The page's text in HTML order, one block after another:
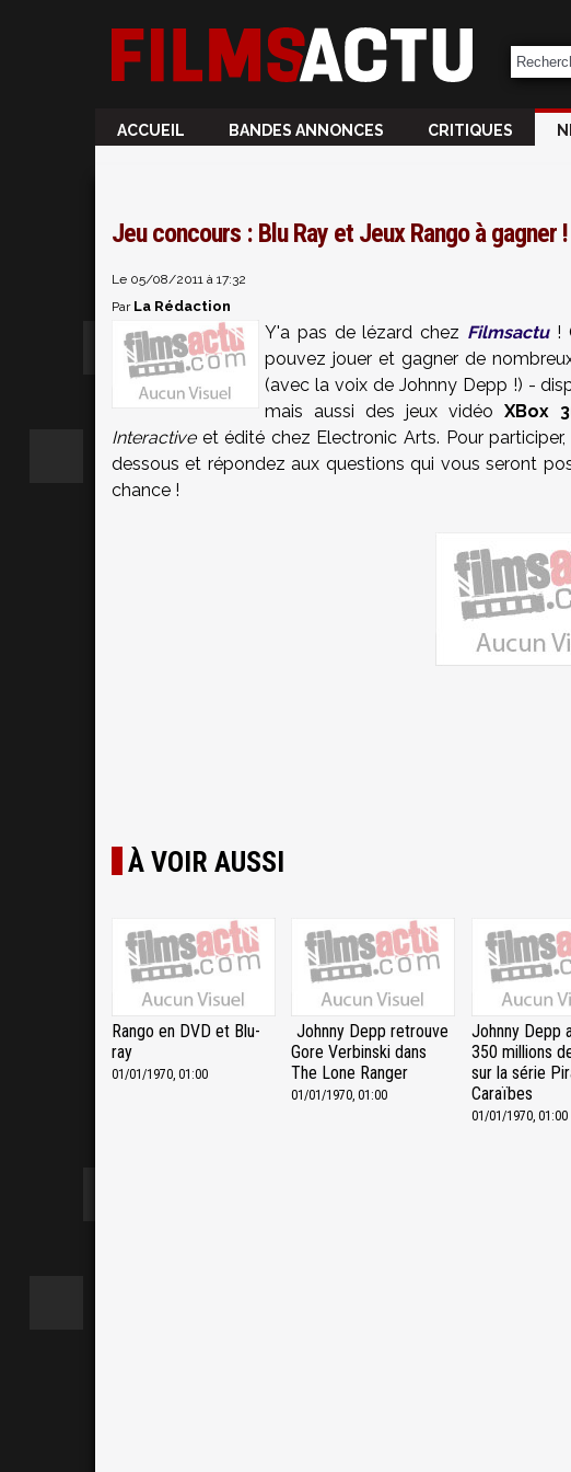
ACCUEIL BANDES ANNONCES CRITIQUES
Jeu concours : Blu Ray et Jeux Rango à gagner !
Le 05/08/2011 à 17:32
Par La Rédaction
Y'a pas de lézard chez Filmsactu!
pouvez jouer et gagner de
(avec la voix de Johnny Depp !) -
mais aussi des jeux vidéo XBox
Interactiveet édité chez Electronic Arts. Pour
dessous et répondez aux questions qui vous seront
chance !
À VOIR AUSSI
Rango en DVD et Blu-
ray
01/01/1970, 01:00
Johnny Depp retrouve
Gore Verbinski dans
The Lone Ranger
01/01/1970, 01:00
Johnny Depp
350 millions
sur la série
Caraïbes
01/01/1970, 01:00